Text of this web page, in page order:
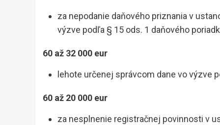
za nepodanie daňového priznania v
výzve podľa § 15 ods. 1 daňového
60 až 32 000 eur
lehote určenej správcom dane vo výzve
60 až 20 000 eur
za nesplnenie registračnej povinnosti v